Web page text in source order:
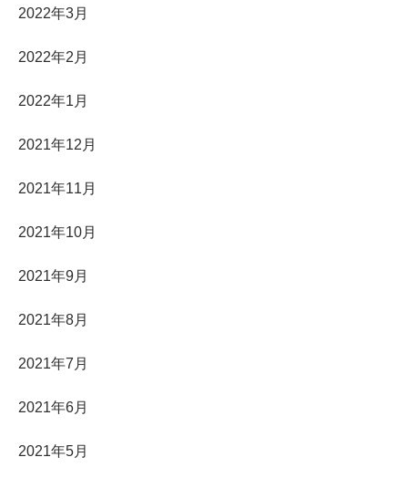
2022年3月
2022年2月
2022年1月
2021年12月
2021年11月
2021年10月
2021年9月
2021年8月
2021年7月
2021年6月
2021年5月